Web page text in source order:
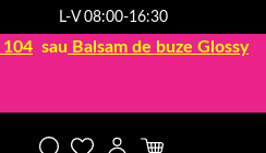
L-V 08:00-16:30
104 sau Balsam de buze Glossy